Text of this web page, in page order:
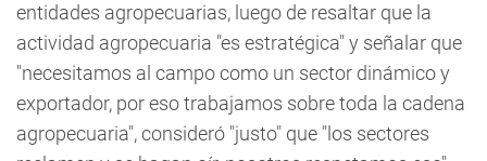
entidades agropecuarias, luego de resaltar que la
actividad agropecuaria "es estratégica" y señalar que
"necesitamos al campo como un sector dinámico y
exportador, por eso trabajamos sobre toda la cadena
agropecuaria", consideró "justo" que "los sectores